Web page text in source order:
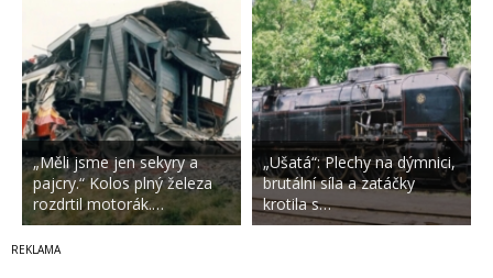
„Měli jsme jen sekyry a
pajcry.“ Kolos plný železa
rozdrtil motorák.…
„Ušatá“: Plechy na dýmnici,
brutální síla a zatáčky
krotila s…